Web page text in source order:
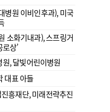
병원 이비인후과), 미국
소화기내과), 스프링거
상’
, 달빛어린이병원
대표 아들
흥재단, 미래전략추진